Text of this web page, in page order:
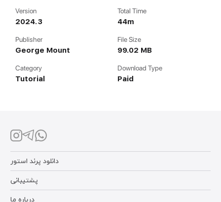
Version
2024.3
Total Time
44m
Publisher
George Mount
File Size
99.02 MB
Category
Tutorial
Download Type
Paid
درباره ما
پشتیبانی
دانلود پرند استور